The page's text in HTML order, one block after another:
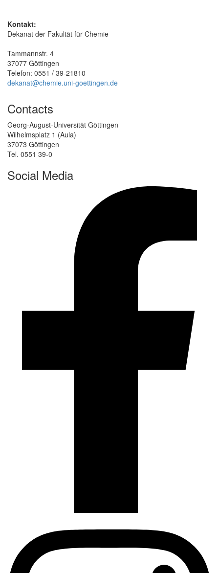
Kontakt:
Dekanat der Fakultät für Chemie
Tammannstr. 4
37077 Göttingen
Telefon: 0551 / 39-21810
dekanat@chemie.uni-goettingen.de
Contacts
Georg-August-Universität Göttingen
Wilhelmsplatz 1 (Aula)
37073 Göttingen
Tel. 0551 39-0
Social Media